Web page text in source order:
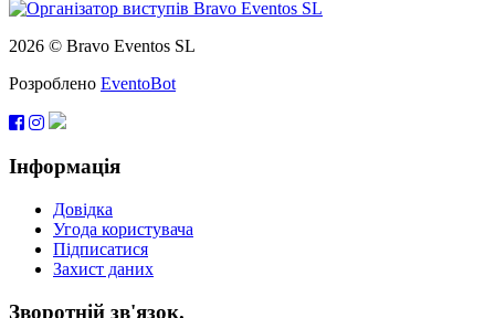
2026 © Bravo Eventos SL
Розроблено EventoBot
Інформація
Довідка
Угода користувача
Підписатися
Захист даних
Зворотній зв'язок.